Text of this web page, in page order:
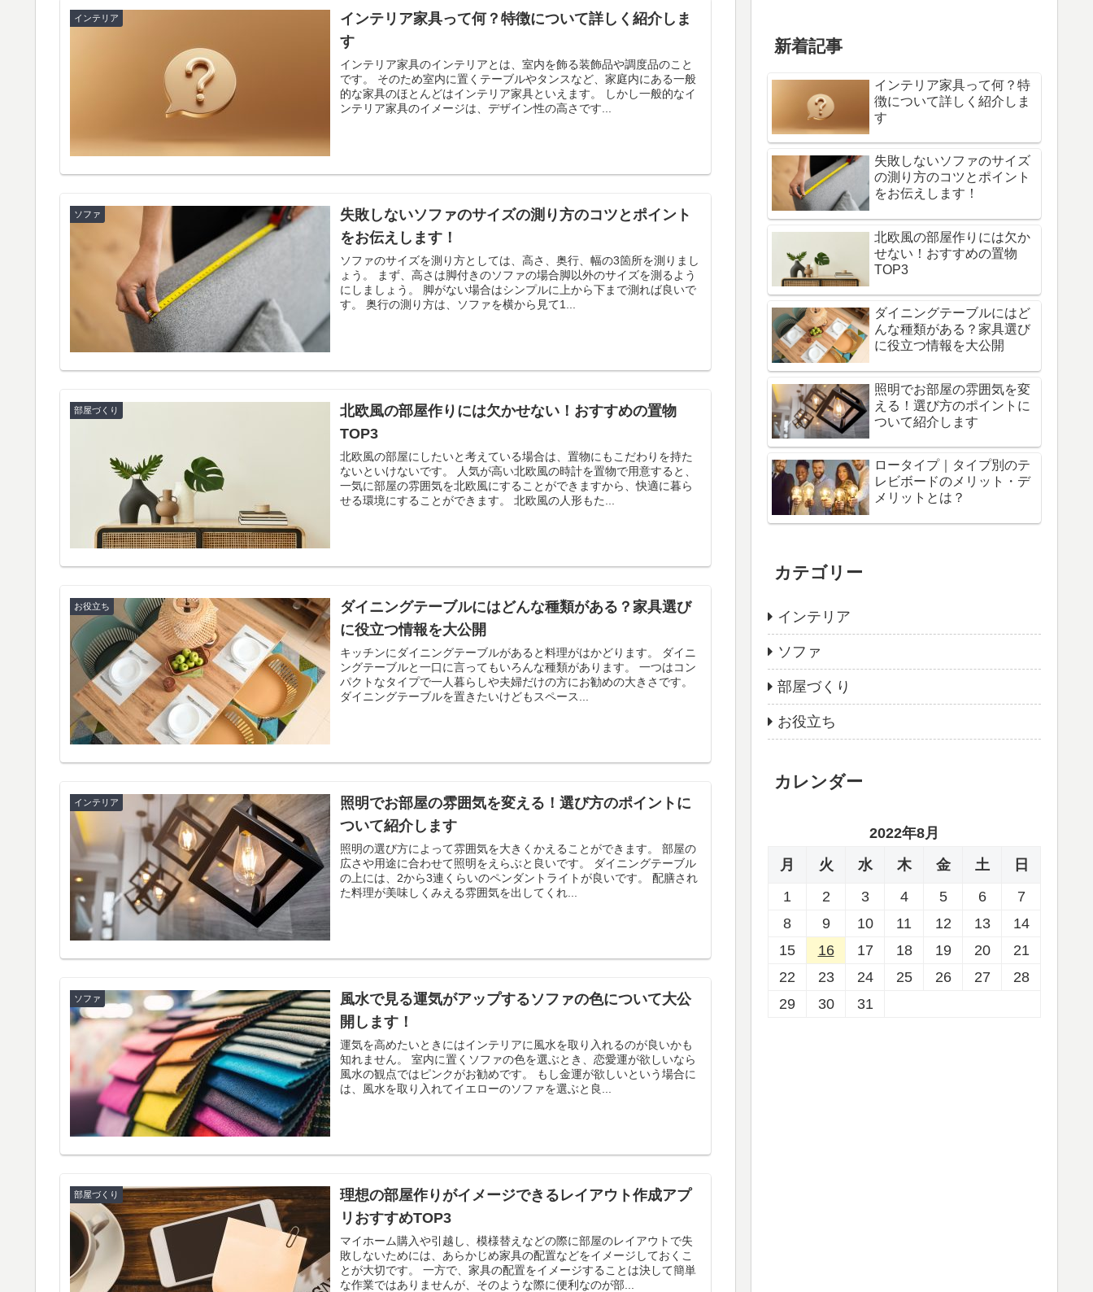
インテリア
インテリア家具って何？特徴について詳しく紹介しま
す
インテリア家具のインテリアとは、室内を飾る装飾品や調度品のこと
です。 そのため室内に置くテーブルやタンスなど、家庭内にある一般
的な家具のほとんどはインテリア家具といえます。 しかし一般的なイ
ンテリア家具のイメージは、デザイン性の高さです...
ソファ
失敗しないソファのサイズの測り方のコツとポイント
をお伝えします！
ソファのサイズを測り方としては、高さ、奥行、幅の3箇所を測りまし
ょう。 まず、高さは脚付きのソファの場合脚以外のサイズを測るよう
にしましょう。 脚がない場合はシンプルに上から下まで測れば良いで
す。 奥行の測り方は、ソファを横から見て1...
部屋づくり
北欧風の部屋作りには欠かせない！おすすめの置物
TOP3
北欧風の部屋にしたいと考えている場合は、置物にもこだわりを持た
ないといけないです。 人気が高い北欧風の時計を置物で用意すると、
一気に部屋の雰囲気を北欧風にすることができますから、快適に暮ら
せる環境にすることができます。 北欧風の人形もた...
お役立ち
ダイニングテーブルにはどんな種類がある？家具選び
に役立つ情報を大公開
キッチンにダイニングテーブルがあると料理がはかどります。 ダイニ
ングテーブルと一口に言ってもいろんな種類があります。 一つはコン
パクトなタイプで一人暮らしや夫婦だけの方にお勧めの大きさです。
ダイニングテーブルを置きたいけどもスペース...
インテリア
照明でお部屋の雰囲気を変える！選び方のポイントに
ついて紹介します
照明の選び方によって雰囲気を大きくかえることができます。 部屋の
広さや用途に合わせて照明をえらぶと良いです。 ダイニングテーブル
の上には、2から3連くらいのペンダントライトが良いです。 配膳され
た料理が美味しくみえる雰囲気を出してくれ...
ソファ
風水で見る運気がアップするソファの色について大公
開します！
運気を高めたいときにはインテリアに風水を取り入れるのが良いかも
知れません。 室内に置くソファの色を選ぶとき、恋愛運が欲しいなら
風水の観点ではピンクがお勧めです。 もし金運が欲しいという場合に
は、風水を取り入れてイエローのソファを選ぶと良...
部屋づくり
理想の部屋作りがイメージできるレイアウト作成アプ
リおすすめTOP3
マイホーム購入や引越し、模様替えなどの際に部屋のレイアウトで失
敗しないためには、あらかじめ家具の配置などをイメージしておくこ
とが大切です。 一方で、家具の配置をイメージすることは決して簡単
な作業ではありませんが、そのような際に便利なのが部...
新着記事
インテリア家具って何？特
徴について詳しく紹介しま
す
失敗しないソファのサイズ
の測り方のコツとポイント
をお伝えします！
北欧風の部屋作りには欠か
せない！おすすめの置物
TOP3
ダイニングテーブルにはど
んな種類がある？家具選び
に役立つ情報を大公開
照明でお部屋の雰囲気を変
える！選び方のポイントに
ついて紹介します
ロータイプ｜タイプ別のテ
レビボードのメリット・デ
メリットとは？
カテゴリー
インテリア
ソファ
部屋づくり
お役立ち
カレンダー
2022年8月
月
火 水 木 金 土
日
1
2 3 4 5 6
7
8
9 10 11 12 13
14
15
16 17 18 19 20
21
22
23 24 25 26 27
28
29
30 31